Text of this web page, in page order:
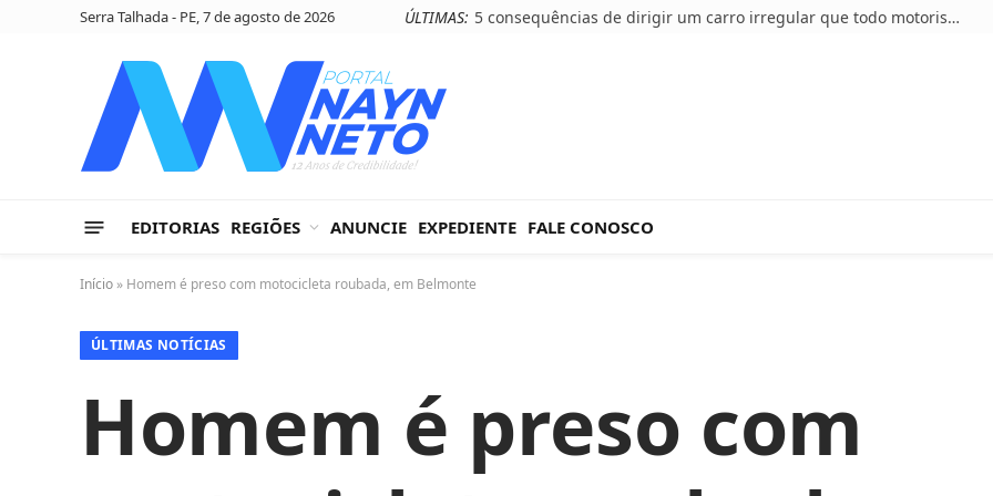
Serra Talhada - PE, 7 de agosto de 2026 ÚLTIMAS: 5 consequências de dirigir um carro irregular que todo motorista deve conhecer
EDITORIAS REGIÕES ANUNCIE EXPEDIENTE FALE CONOSCO
Início » Homem é preso com motocicleta roubada, em Belmonte
ÚLTIMAS NOTÍCIAS
Homem é preso com